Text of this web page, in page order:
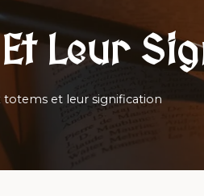
Leur
totems et leur signification